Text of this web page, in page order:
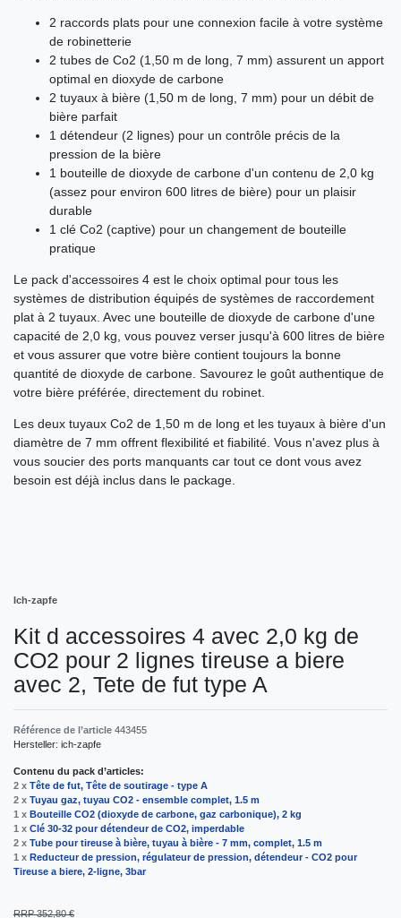
2 raccords plats pour une connexion facile à votre système
de robinetterie
2 tubes de Co2 (1,50 m de long, 7 mm) assurent un apport
optimal en dioxyde de carbone
2 tuyaux à bière (1,50 m de long, 7 mm) pour un débit de
bière parfait
1 détendeur (2 lignes) pour un contrôle précis de la
pression de la bière
1 bouteille de dioxyde de carbone d'un contenu de 2,0 kg
(assez pour environ 600 litres de bière) pour un plaisir
durable
1 clé Co2 (captive) pour un changement de bouteille
pratique
Le pack d'accessoires 4 est le choix optimal pour tous les
systèmes de distribution équipés de systèmes de raccordement
plat à 2 tuyaux. Avec une bouteille de dioxyde de carbone d'une
capacité de 2,0 kg, vous pouvez verser jusqu'à 600 litres de bière
et vous assurer que votre bière contient toujours la bonne
quantité de dioxyde de carbone. Savourez le goût authentique de
votre bière préférée, directement du robinet.
Les deux tuyaux Co2 de 1,50 m de long et les tuyaux à bière d'un
diamètre de 7 mm offrent flexibilité et fiabilité. Vous n'avez plus à
vous soucier des ports manquants car tout ce dont vous avez
besoin est déjà inclus dans le package.
Ich-zapfe
Kit d accessoires 4 avec 2,0 kg de
CO2 pour 2 lignes tireuse a biere
avec 2, Tete de fut type A
Référence de l’article 443455
Hersteller: ich-zapfe
Contenu du pack d’articles:
2 x Tête de fut, Tête de soutirage - type A
2 x Tuyau gaz, tuyau CO2 - ensemble complet, 1.5 m
1 x Bouteille CO2 (dioxyde de carbone, gaz carbonique), 2 kg
1 x Clé 30-32 pour détendeur de CO2, imperdable
2 x Tube pour tireuse à bière, tuyau à bière - 7 mm, complet, 1.5 m
1 x Reducteur de pression, régulateur de pression, détendeur - CO2 pour
Tireuse a biere, 2-ligne, 3bar
RRP 352,80 €